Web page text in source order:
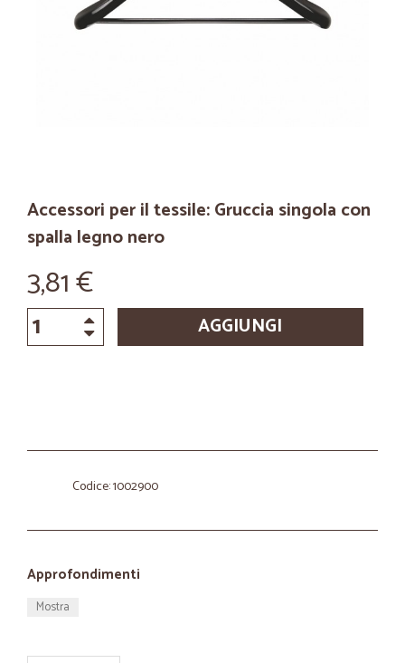
Accessori per il tessile: Gruccia singola con
spalla legno nero
3,81 €
AGGIUNGI
Codice: 1002900
Approfondimenti
Mostra